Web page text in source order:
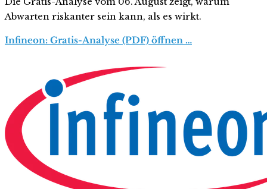
Abwarten riskanter sein kann, als es wirkt.
Infineon: Gratis-Analyse (PDF) öffnen …